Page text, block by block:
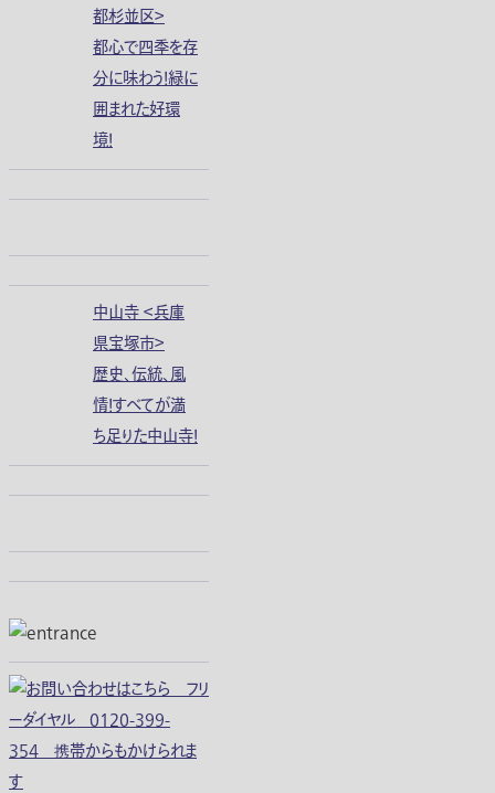
都杉並区＞
都心で四季を存
分に味わう！緑に
囲まれた好環
境！
中山寺 ＜兵庫
県宝塚市＞
歴史、伝統、風
情！すべてが満
ち足りた中山寺！